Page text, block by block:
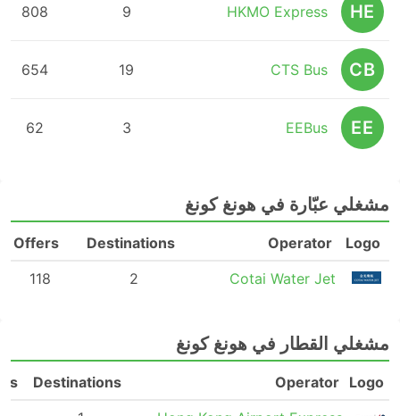
HE
HKMO Express
9
808
CB
CTS Bus
19
654
EE
EEBus
3
62
مشغلي عبّارة في هونغ كونغ
Logo
Operator
Destinations
Offers
Cotai Water Jet
2
118
مشغلي القطار في هونغ كونغ
Logo
Operator
Destinations